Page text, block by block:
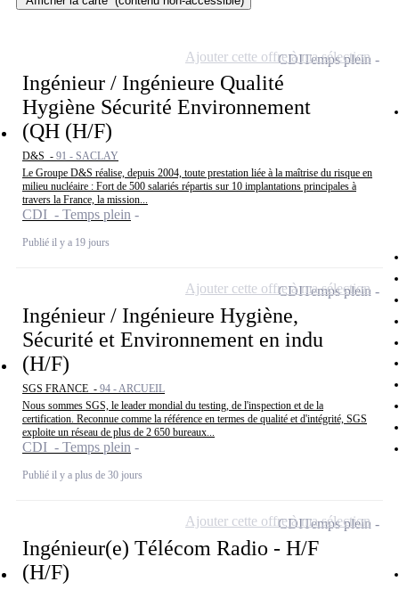
Ingénieur / Ingénieure Qualité
Hygiène Sécurité Environnement
(QH (H/F)
D&S - 91 - SACLAY
Le Groupe D&S réalise, depuis 2004, toute prestation liée à la maîtrise du risque en
milieu nucléaire : Fort de 500 salariés répartis sur 10 implantations principales à
travers la France, la mission...
CDI - Temps plein
Publié il y a 19 jours
CDITemps plein
Ajouter cette offre à ma sélection
Ingénieur / Ingénieure Hygiène,
Sécurité et Environnement en indu
(H/F)
SGS FRANCE - 94 - ARCUEIL
Nous sommes SGS, le leader mondial du testing, de l'inspection et de la
certification. Reconnue comme la référence en termes de qualité et d'intégrité, SGS
exploite un réseau de plus de 2 650 bureaux...
CDI - Temps plein
Publié il y a plus de 30 jours
CDITemps plein
Ajouter cette offre à ma sélection
Ingénieur(e) Télécom Radio - H/F
(H/F)
CDITemps plein
Ajouter cette offre à ma sélection